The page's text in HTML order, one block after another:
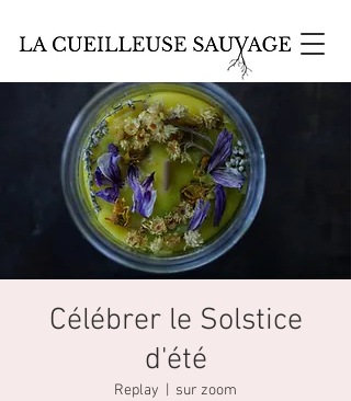
Célébrer le Solstice
d'été
Replay sur zoom